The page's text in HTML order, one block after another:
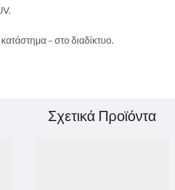
– στο διαδίκτυο.
Σχετικά Προϊόντα